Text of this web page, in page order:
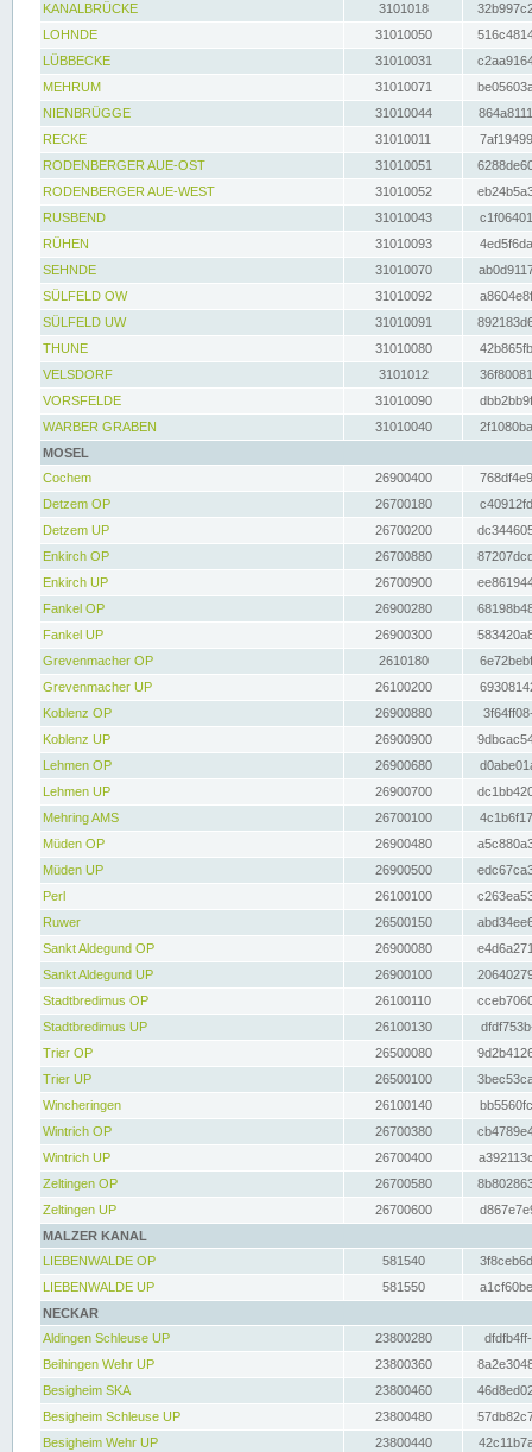
KANALBRÜCKE
3101018
LOHNDE
31010050
LÜBBECKE
31010031
MEHRUM
31010071
NIENBRÜGGE
31010044
RECKE
31010011
RODENBERGER AUE-OST
31010051
RODENBERGER AUE-WEST
31010052
RUSBEND
31010043
RÜHEN
31010093
SEHNDE
31010070
SÜLFELD OW
31010092
SÜLFELD UW
31010091
THUNE
31010080
VELSDORF
3101012
VORSFELDE
31010090
WARBER GRABEN
31010040
MOSEL
Cochem
26900400
Detzem OP
26700180
Detzem UP
26700200
Enkirch OP
26700880
Enkirch UP
26700900
Fankel OP
26900280
Fankel UP
26900300
Grevenmacher OP
2610180
Grevenmacher UP
26100200
Koblenz OP
26900880
Koblenz UP
26900900
Lehmen OP
26900680
Lehmen UP
26900700
Mehring AMS
26700100
Müden OP
26900480
Müden UP
26900500
Perl
26100100
Ruwer
26500150
Sankt Aldegund OP
26900080
Sankt Aldegund UP
26900100
Stadtbredimus OP
26100110
Stadtbredimus UP
26100130
Trier OP
26500080
Trier UP
26500100
Wincheringen
26100140
Wintrich OP
26700380
Wintrich UP
26700400
Zeltingen OP
26700580
Zeltingen UP
26700600
MALZER KANAL
LIEBENWALDE OP
581540
LIEBENWALDE UP
581550
NECKAR
Aldingen Schleuse UP
23800280
Beihingen Wehr UP
23800360
Besigheim SKA
23800460
Besigheim Schleuse UP
23800480
Besigheim Wehr UP
23800440